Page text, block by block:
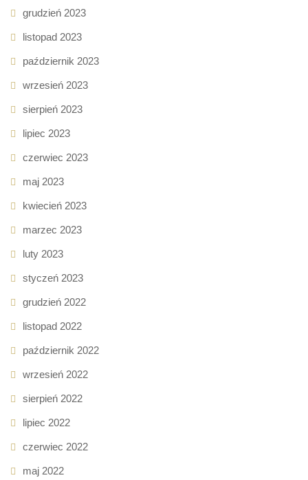
grudzień 2023
listopad 2023
październik 2023
wrzesień 2023
sierpień 2023
lipiec 2023
czerwiec 2023
maj 2023
kwiecień 2023
marzec 2023
luty 2023
styczeń 2023
grudzień 2022
listopad 2022
październik 2022
wrzesień 2022
sierpień 2022
lipiec 2022
czerwiec 2022
maj 2022